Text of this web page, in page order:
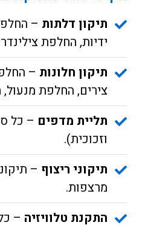
תיקון דלתות –
ידיות, החלפת
תיקון חלונות –
צירים, החלפת
תליית מדפים – כל
וזכוכית).
תיקוני ריצוף
מרצפות.
התקנת טלוויזיה –